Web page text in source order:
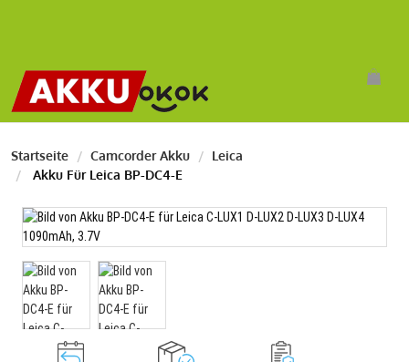
Startseite Camcorder Akku
Leica
Akku Für Leica BP-DC4-E